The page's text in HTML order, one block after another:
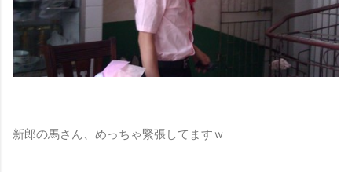
新郎の馬さん、めっちゃ緊張してますｗ